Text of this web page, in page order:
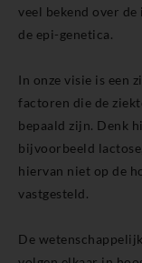
veel bekend over
de epi-genetica.
In onze visie is een
factoren die de
bepaald zijn. Denk
bijvoorbeeld
hiervan niet op de
vastgesteld.
De